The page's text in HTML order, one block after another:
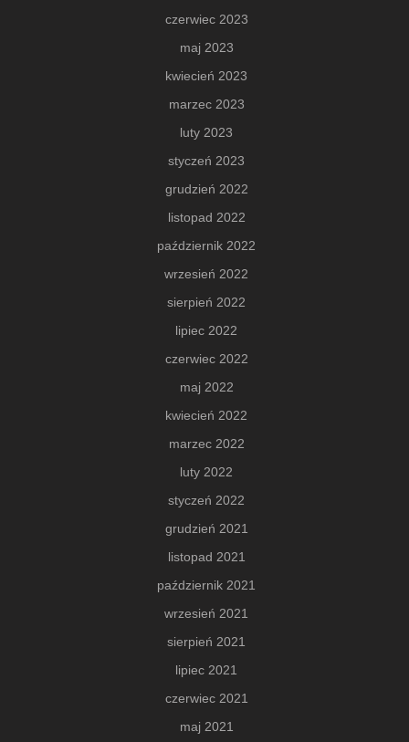
czerwiec 2023
maj 2023
kwiecień 2023
marzec 2023
luty 2023
styczeń 2023
grudzień 2022
listopad 2022
październik 2022
wrzesień 2022
sierpień 2022
lipiec 2022
czerwiec 2022
maj 2022
kwiecień 2022
marzec 2022
luty 2022
styczeń 2022
grudzień 2021
listopad 2021
październik 2021
wrzesień 2021
sierpień 2021
lipiec 2021
czerwiec 2021
maj 2021